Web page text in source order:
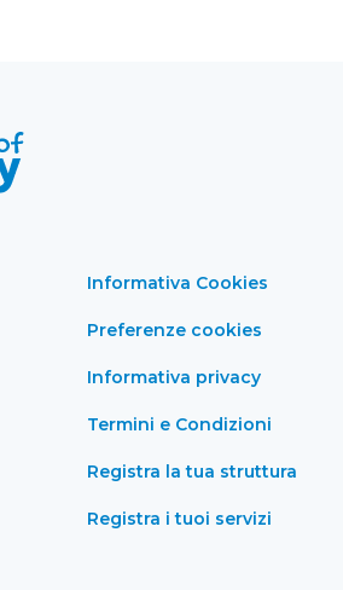
Informativa Cookies
Preferenze cookies
Informativa privacy
Termini e Condizioni
Registra la tua struttura
Registra i tuoi servizi